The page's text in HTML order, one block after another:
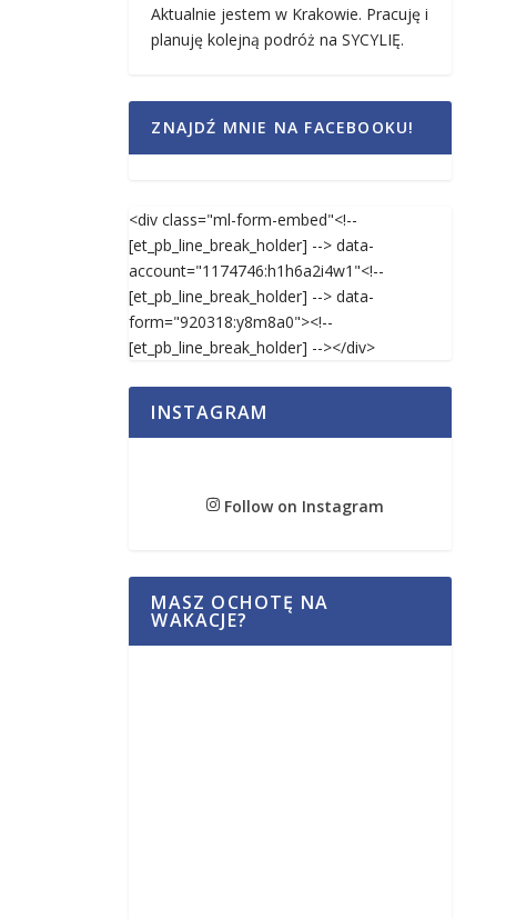
Aktualnie jestem w Krakowie. Pracuję i
planuję kolejną podróż na SYCYLIĘ.
ZNAJDŹ MNIE NA FACEBOOKU!
<div class="ml-form-embed"<!--
[et_pb_line_break_holder] --> data-
account="1174746:h1h6a2i4w1"<!--
[et_pb_line_break_holder] --> data-
form="920318:y8m8a0"><!--
[et_pb_line_break_holder] --></div>
INSTAGRAM
Follow on Instagram
MASZ OCHOTĘ NA
WAKACJE?